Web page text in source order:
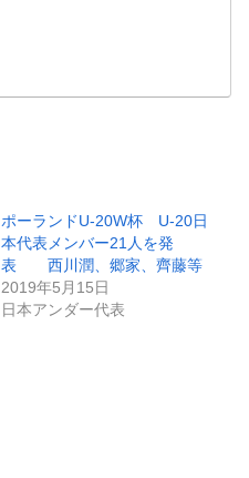
ポーランドU-20W杯 U-20日
本代表メンバー21人を発
表 西川潤、郷家、齊藤等
2019年5月15日
日本アンダー代表